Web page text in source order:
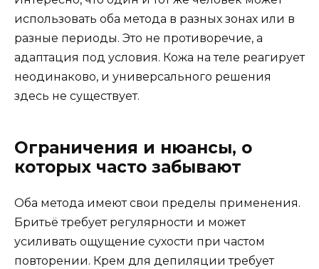
использовать оба метода в разных зонах или в
разные периоды. Это не противоречие, а
адаптация под условия. Кожа на теле реагирует
неодинаково, и универсального решения
здесь не существует.
Ограничения и нюансы, о
которых часто забывают
Оба метода имеют свои пределы применения.
Бритьё требует регулярности и может
усиливать ощущение сухости при частом
повторении. Крем для депиляции требует